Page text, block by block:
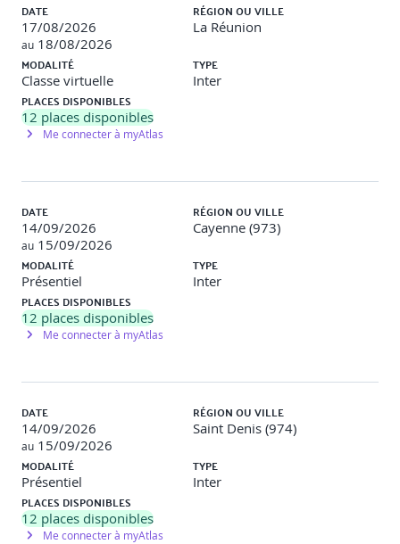
DATE
17/08/2026
au 18/08/2026
RÉGION OU VILLE
La Réunion
MODALITÉ
Classe virtuelle
TYPE
Inter
PLACES DISPONIBLES
12 places disponibles
Me connecter à myAtlas
DATE
14/09/2026
au 15/09/2026
RÉGION OU VILLE
Cayenne (973)
MODALITÉ
Présentiel
TYPE
Inter
PLACES DISPONIBLES
12 places disponibles
Me connecter à myAtlas
DATE
14/09/2026
au 15/09/2026
RÉGION OU VILLE
Saint Denis (974)
MODALITÉ
Présentiel
TYPE
Inter
PLACES DISPONIBLES
12 places disponibles
Me connecter à myAtlas